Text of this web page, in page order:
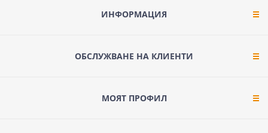
ИНФОРМАЦИЯ
ОБСЛУЖВАНЕ НА КЛИЕНТИ
МОЯТ ПРОФИЛ